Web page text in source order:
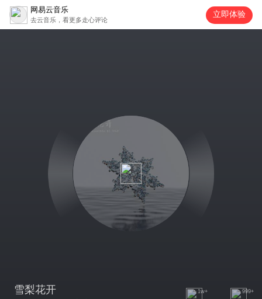
网易云音乐
去云音乐，看更多走心评论
立即体验
雪梨花开 1w+ 999+